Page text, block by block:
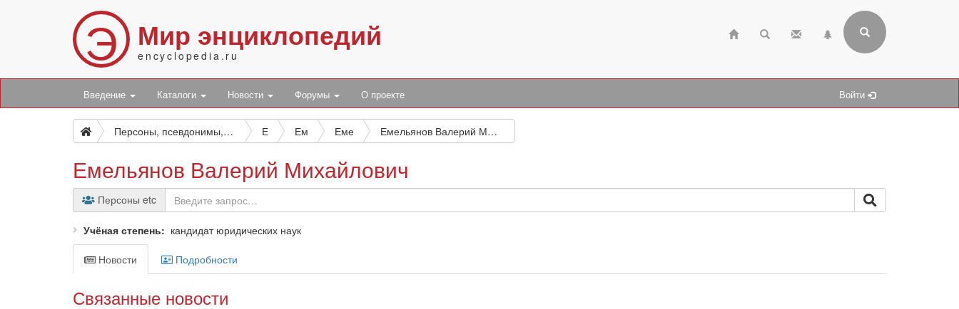
Э Мир энциклопедий
encyclopedia.ru
Введение Каталоги Новости Форумы О проекте Войти
Персоны, псевдонимы, персонажи и боты Е Ем Еме Емельянов Валерий Михайлович
Емельянов Валерий Михайлович
Персоны etc
Учёная степень кандидат юридических наук
Новости Подробности
Связанные новости